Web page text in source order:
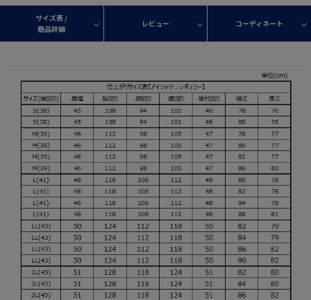
サイズ表 /
商品詳細
レビュー コーディネート